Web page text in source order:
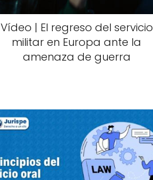
Vídeo | El regreso del servicio
militar en Europa ante la
amenaza de guerra